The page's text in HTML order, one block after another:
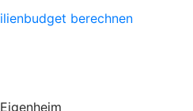
berechnen